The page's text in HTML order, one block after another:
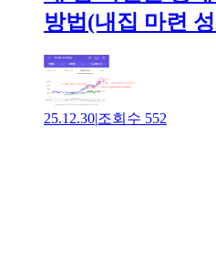
방법(내집 마련
25.12.30|조회수 552